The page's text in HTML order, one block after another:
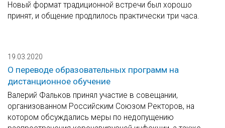
Новый формат традиционной встречи был хорошо
принят, и общение продлилось практически три часа.
19.03.2020
О переводе образовательных программ на
дистанционное обучение
Валерий Фальков принял участие в совещании,
организованном Российским Союзом Ректоров, на
котором обсуждались меры по недопущению